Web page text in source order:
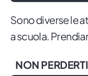
Sono diverse le
a scuola.
NON